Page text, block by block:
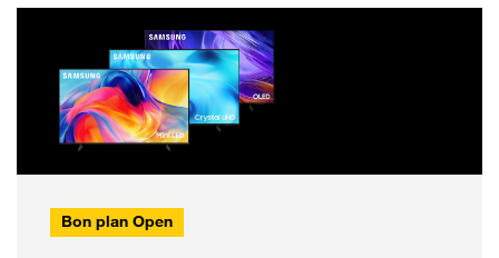
Bon plan Open